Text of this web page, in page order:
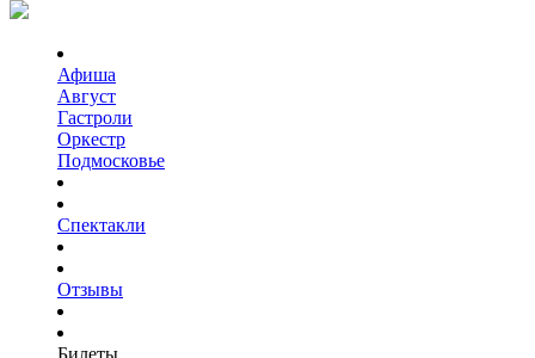
Афиша
Август
Гастроли
Оркестр
Подмосковье
Спектакли
Отзывы
Билеты